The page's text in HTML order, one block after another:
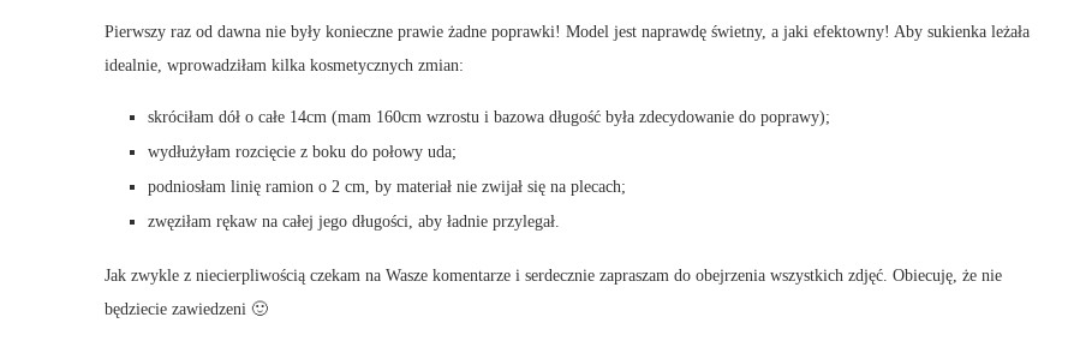
Pierwszy raz od dawna nie były konieczne prawie żadne poprawki! Model jest naprawdę świetny, a jaki efektowny! Aby sukienka leżała
idealnie, wprowadziłam kilka kosmetycznych zmian:
skróciłam dół o całe 14cm (mam 160cm wzrostu i bazowa długość była zdecydowanie do poprawy);
wydłużyłam rozcięcie z boku do połowy uda;
podniosłam linię ramion o 2 cm, by materiał nie zwijał się na plecach;
zwęziłam rękaw na całej jego długości, aby ładnie przylegał.
Jak zwykle z niecierpliwością czekam na Wasze komentarze i serdecznie zapraszam do obejrzenia wszystkich zdjęć. Obiecuję, że nie
będziecie zawiedzeni 🙂